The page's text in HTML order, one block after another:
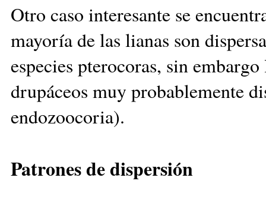
Otro caso interesante se
mayoría de las lianas son
especies pterocoras, sin
drupáceos muy probablemente
endozoocoria).
Patrones de dispersión